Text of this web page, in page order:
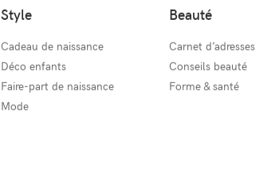
Style
Cadeau de naissance
Déco enfants
Faire-part de naissance
Mode
Beauté
Carnet d’adresses
Conseils beauté
Forme & santé